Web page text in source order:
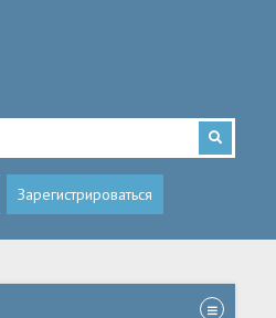
Зарегистрироваться